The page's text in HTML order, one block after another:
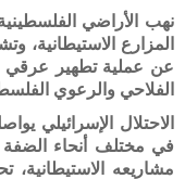
نهب الأراضي
المزارع الاستيطانية،
عن عملية تطهير عرقي
الفلاحي والرعوي
الاحتلال الإسرائيلي
في مختلف أنحاء
مشاريعه الاستيطانية،